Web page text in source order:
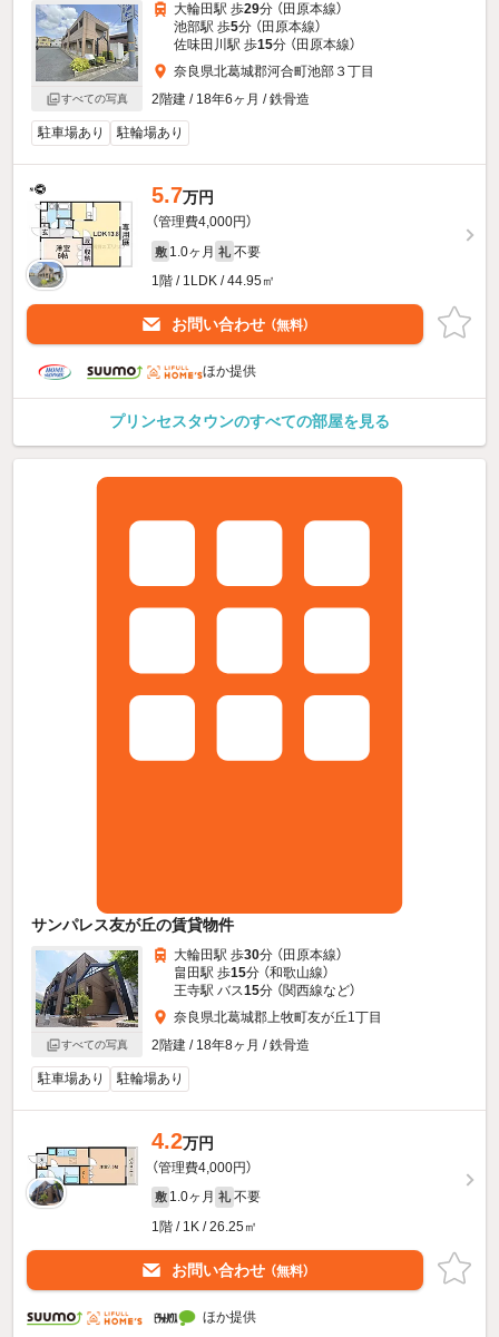
すべての写真
大輪田駅 歩29分 （田原本線）
池部駅 歩5分 （田原本線）
佐味田川駅 歩15分 （田原本線）
奈良県北葛城郡河合町池部３丁目
2階建 / 18年6ヶ月 / 鉄骨造
駐車場あり 駐輪場あり
5.7万円
（管理費4,000円）
敷 1.0ヶ月 礼 不要
1階 / 1LDK / 44.95㎡
お問い合わせ （無料）
ほか提供
プリンセスタウンのすべての部屋を見る
サンパレス友が丘の賃貸物件
すべての写真
大輪田駅 歩30分 （田原本線）
畠田駅 歩15分 （和歌山線）
王寺駅 バス15分 （関西線など）
奈良県北葛城郡上牧町友が丘1丁目
2階建 / 18年8ヶ月 / 鉄骨造
駐車場あり 駐輪場あり
4.2万円
（管理費4,000円）
敷 1.0ヶ月 礼 不要
1階 / 1K / 26.25㎡
お問い合わせ （無料）
ほか提供